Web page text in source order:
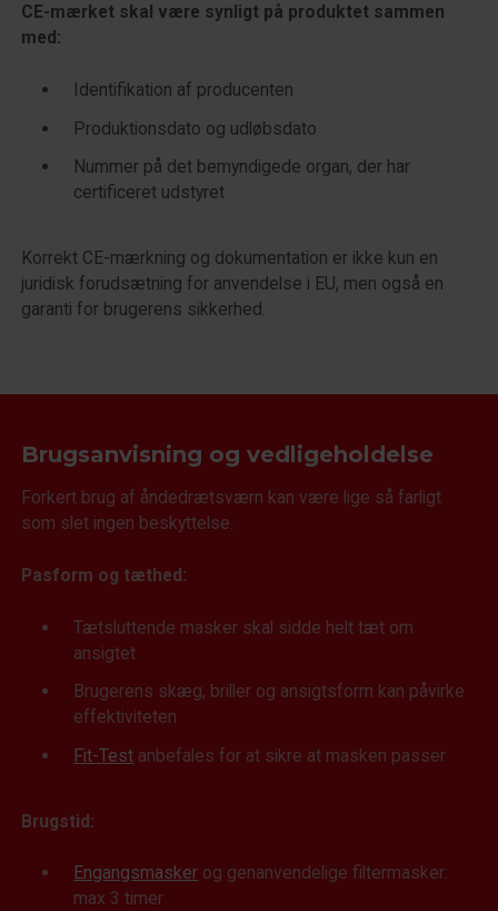
CE-mærket skal være synligt på produktet sammen
med:
Identifikation af producenten
Produktionsdato og udløbsdato
Nummer på det bemyndigede organ, der har
certificeret udstyret
Korrekt CE-mærkning og dokumentation er ikke kun en
juridisk forudsætning for anvendelse i EU, men også en
garanti for brugerens sikkerhed.
Brugsanvisning og vedligeholdelse
Forkert brug af åndedrætsværn kan være lige så farligt
som slet ingen beskyttelse.
Pasform og tæthed:
Tætsluttende masker skal sidde helt tæt om
ansigtet
Brugerens skæg, briller og ansigtsform kan påvirke
effektiviteten
Fit-Test anbefales for at sikre at masken passer
Brugstid:
Engangsmasker og genanvendelige filtermasker:
max 3 timer